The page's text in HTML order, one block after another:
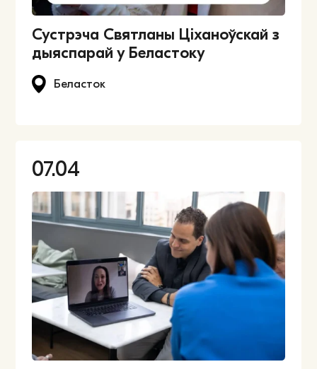
Сустрэча Святланы Ціханоўскай з
дыяспарай у Беластоку
Беласток
07.04